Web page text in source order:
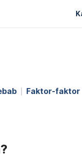
Faktor-faktor